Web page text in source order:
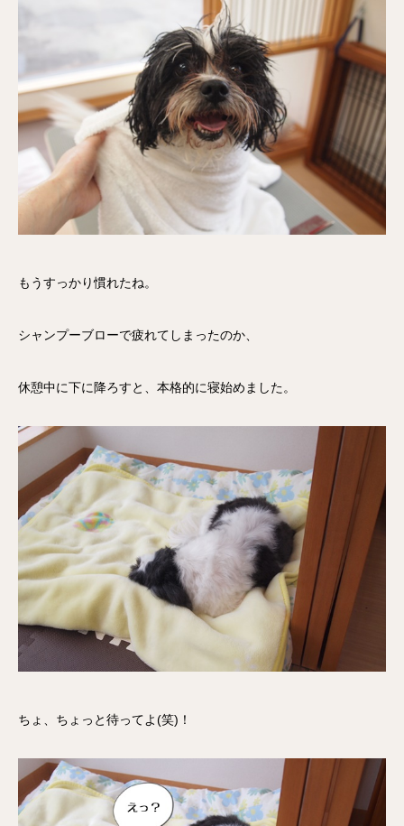
もうすっかり慣れたね。
シャンプーブローで疲れてしまったのか、
休憩中に下に降ろすと、本格的に寝始めました。
ちょ、ちょっと待ってよ(笑)！